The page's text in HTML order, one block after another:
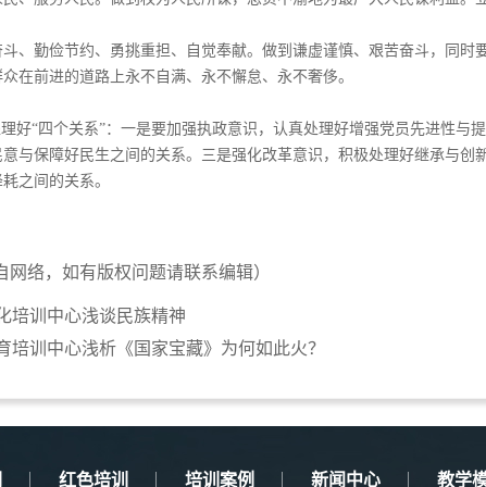
、勤俭节约、勇挑重担、自觉奉献。做到谦虚谨慎、艰苦奋斗，同时
在前进的道路上永不自满、永不懈怠、永不奢侈。
好“四个关系”：一是要加强执政意识，认真处理好增强党员先进性与
与保障好民生之间的关系。三是强化改革意识，积极处理好继承与创
之间的关系。
网络，如有版权问题请联系编辑）
培训中心浅谈民族精神
培训中心浅析《国家宝藏》为何如此火？
红色培训 培训案例 新闻中心 教学